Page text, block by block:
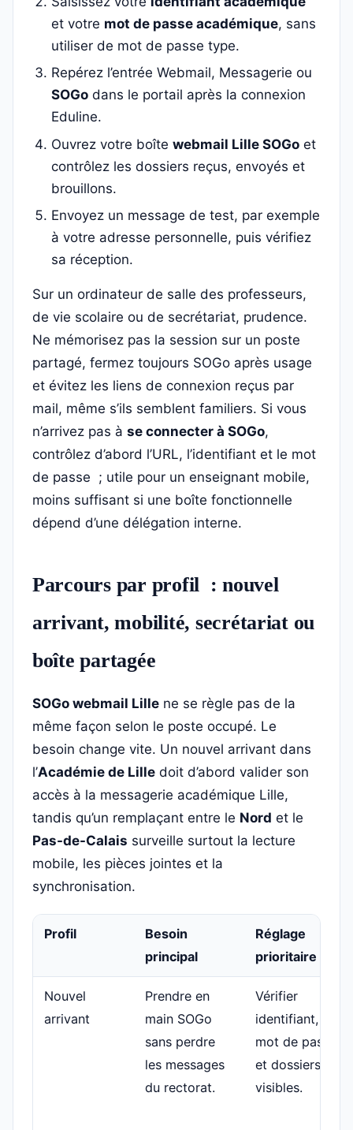
et votre mot de passe académique, sans
utiliser de mot de passe type.
Repérez l’entrée Webmail, Messagerie ou
SOGo dans le portail après la connexion
Eduline.
Ouvrez votre boîte webmail Lille SOGo et
contrôlez les dossiers reçus, envoyés et
brouillons.
Envoyez un message de test, par exemple
à votre adresse personnelle, puis vérifiez
sa réception.
Sur un ordinateur de salle des professeurs,
de vie scolaire ou de secrétariat, prudence.
Ne mémorisez pas la session sur un poste
partagé, fermez toujours SOGo après usage
et évitez les liens de connexion reçus par
mail, même s’ils semblent familiers. Si vous
n’arrivez pas à se connecter à SOGo,
contrôlez d’abord l’URL, l’identifiant et le mot
de passe ; utile pour un enseignant mobile,
moins suffisant si une boîte fonctionnelle
dépend d’une délégation interne.
Parcours par profil : nouvel
arrivant, mobilité, secrétariat ou
boîte partagée
SOGo webmail Lille ne se règle pas de la
même façon selon le poste occupé. Le
besoin change vite. Un nouvel arrivant dans
l’Académie de Lille doit d’abord valider son
accès à la messagerie académique Lille,
tandis qu’un remplaçant entre le Nord et le
Pas-de-Calais surveille surtout la lecture
mobile, les pièces jointes et la
synchronisation.
Profil
Besoin
principal
Réglage
prioritaire
Nouvel
arrivant
Prendre en
main SOGo
sans perdre
les messages
du rectorat.
Vérifier
identifiant,
mot de passe
et dossiers
visibles.